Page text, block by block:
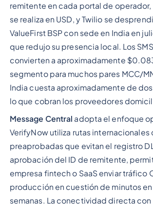
remitente en cada portal de
se realiza en USD, y Twilio se
ValueFirst BSP con sede en India en
que redujo su presencia local. Los
convierten a aproximadamente
segmento para muchos pares MCC/
India cuesta aproximadamente de
lo que cobran los proveedores
Message Central adopta el enfoque
VerifyNow utiliza rutas
preaprobadas que evitan el registro
aprobación del ID de remitente,
empresa fintech o SaaS enviar tráfico
producción en cuestión de minutos
semanas. La conectividad directa con